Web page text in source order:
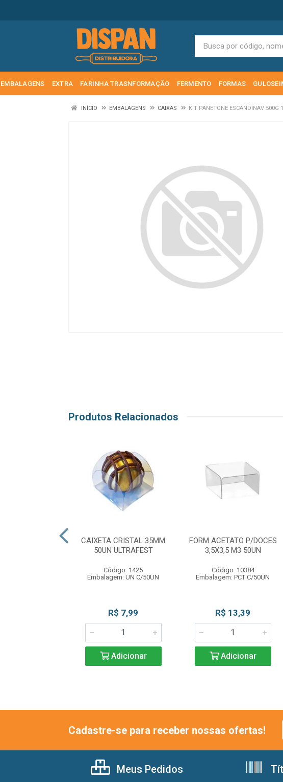
EMBALAGENS EXTRA FARINHA TRASNFORMAÇÃO FERMENTO FORMAS
INÍCIO EMBALAGENS CAIXAS KIT PANETONE ESCANDINAV 500G
Produtos Relacionados
CAIXETA CRISTAL 35MM
50UN ULTRAFEST
Código: 1425
Embalagem: UN C/50UN
R$ 7,99
Adicionar
FORM ACETATO P/DOCES
3,5X3,5 M3 50UN
Código: 10384
Embalagem: PCT C/50UN
R$ 13,39
Adicionar
Cadastre-se para receber nossas ofertas!
Meus Pedidos